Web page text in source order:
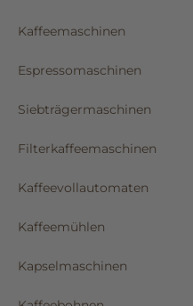
Kaffeemaschinen
Espressomaschinen
Siebträgermaschinen
Filterkaffeemaschinen
Kaffeevollautomaten
Kaffeemühlen
Kapselmaschinen